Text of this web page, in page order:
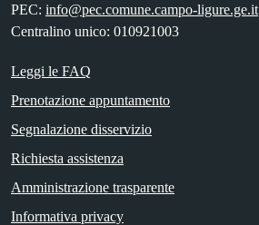
PEC: info@pec.comune.campo-ligure.ge.it
Centralino unico: 010921003
Leggi le FAQ
Prenotazione appuntamento
Segnalazione disservizio
Richiesta assistenza
Amministrazione trasparente
Informativa privacy